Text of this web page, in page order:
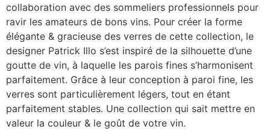
collaboration avec des sommeliers professionnels pour
ravir les amateurs de bons vins. Pour créer la forme
élégante & gracieuse des verres de cette collection, le
designer Patrick Illo s’est inspiré de la silhouette d’une
goutte de vin, à laquelle les parois fines s’harmonisent
parfaitement. Grâce à leur conception à paroi fine, les
verres sont particulièrement légers, tout en étant
parfaitement stables. Une collection qui sait mettre en
valeur la couleur & le goût de votre vin.